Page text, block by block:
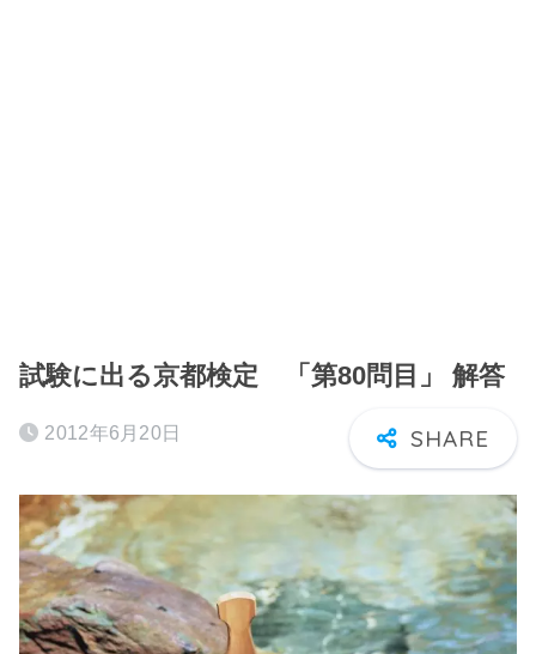
試験に出る京都検定 「第80問目」 解答
2012年6月20日